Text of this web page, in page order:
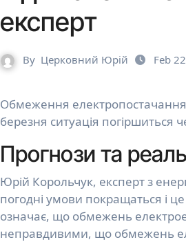
експерт
By Церковний Юрій Feb
Обмеження електропостачання в Україні не зникнуть навіть за потепління. З середини
березня ситуація погіршиться
Прогнози та
Юрій Корольчук, експерт з
погодні умови покращаться і
означає, що обмежень
неправдивими, що обмежень